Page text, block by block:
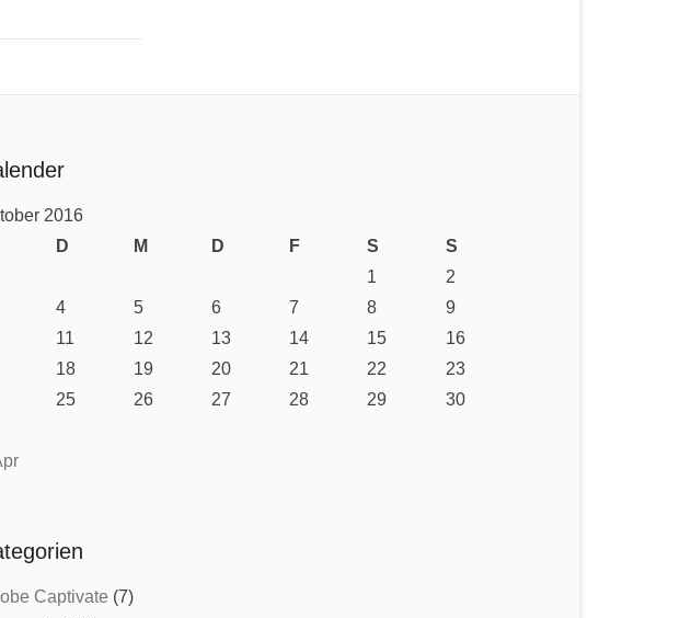
2016
D M D F S S
1
2
4 5 6 7 8
9
11 12 13 14 15
16
18 19 20 21 22
23
25 26 27 28 29
30
Captivate (7)